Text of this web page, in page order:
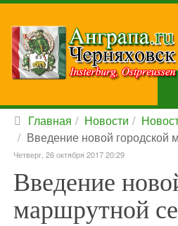
Главная Новости
Введение новой городской
Четверг, 26 октября 2017 20:29
Введение
маршрутной